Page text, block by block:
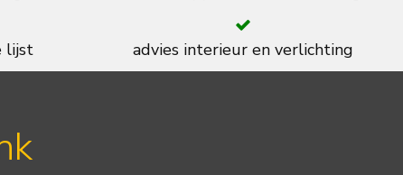
lijst advies interieur en verlichting